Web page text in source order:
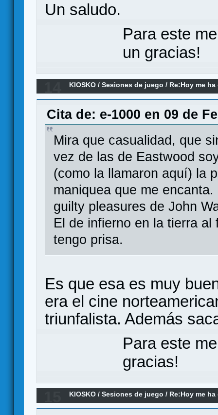
Un saludo.
Para este
un gracias!
KIOSKO /Sesiones de juego / Re:Hoy me
Cita de: e-1000 en 09 de
Mira que casualidad, que
vez de las de Eastwood
(como la llamaron aquí) la
maniquea que me
guilty pleasures de John
El de infierno en la tierra
tengo prisa.
Es que esa es muy
era el cine
triunfalista. Además
Para este
gracias!
KIOSKO /Sesiones de juego / Re:Hoy me